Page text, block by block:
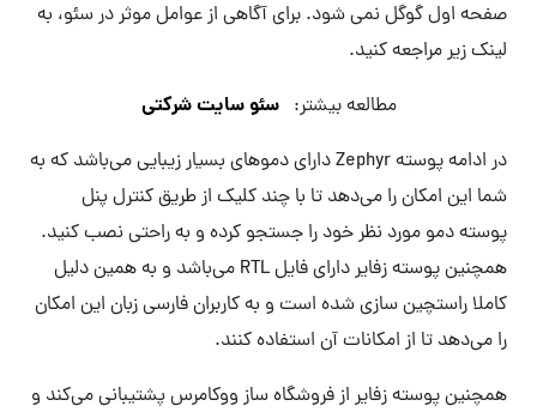
صفحه اول گوگل نمی شود. برای آگاهی از عوامل موثر در سئو، به
لینک زیر مراجعه کنید.
مطالعه بیشتر: سئو سایت شرکتی
در ادامه پوسته Zephyr دارای دموهای بسیار زیبایی می‌باشد که به
شما این امکان را می‌دهد تا با چند کلیک از طریق کنترل پنل
پوسته دمو مورد نظر خود را جستجو کرده و به راحتی نصب کنید.
همچنین پوسته زفایر دارای فایل RTL می‌باشد و به همین دلیل
کاملا راستچین سازی شده است و به کاربران فارسی زبان این امکان
را می‌دهد تا از امکانات آن استفاده کنند.
همچنین پوسته زفایر از فروشگاه ساز ووکامرس پشتیبانی می‌کند و